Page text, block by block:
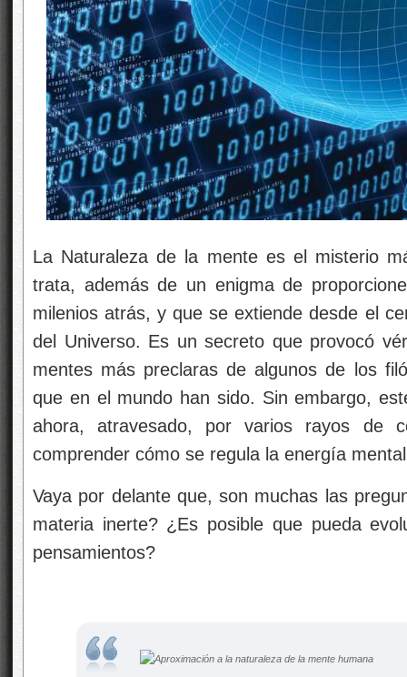
La Naturaleza de la mente es el misterio
trata, además de un enigma de
milenios atrás, y que se extiende desde el
del Universo. Es un secreto que provocó
mentes más preclaras de algunos de los
que en el mundo han sido. Sin embargo,
ahora, atravesado, por varios rayos de
comprender cómo se regula la energía
Vaya por delante que, son muchas las
materia inerte? ¿Es posible que pueda
pensamientos?